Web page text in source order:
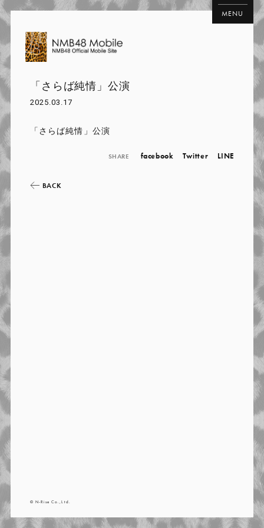
MENU
「さらば純情」公演
2025.03.17
「さらば純情」公演
SHARE facebook Twitter LINE
BACK